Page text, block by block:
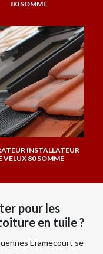
80 SOMME
INSTALLATEUR
VELUX 80 SOMME
pour les
en tuile ?
Eramecourt se